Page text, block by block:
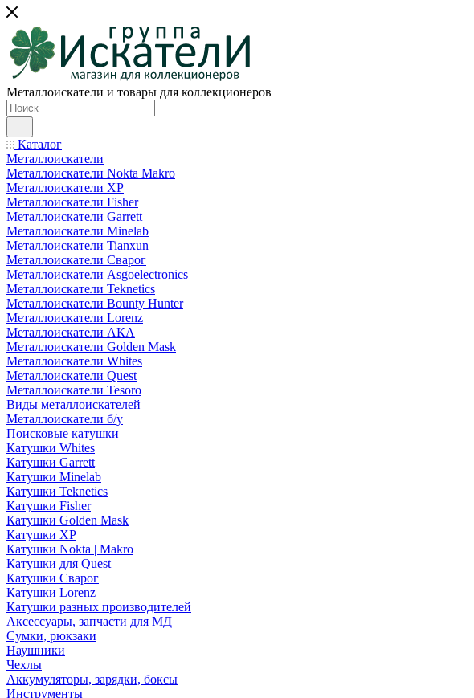
Металлоискатели и товары для коллекционеров
Каталог
Металлоискатели
Металлоискатели Nokta Makro
Металлоискатели XP
Металлоискатели Fisher
Металлоискатели Garrett
Металлоискатели Minelab
Металлоискатели Tianxun
Металлоискатели Сварог
Металлоискатели Asgoelectronics
Металлоискатели Teknetics
Металлоискатели Bounty Hunter
Металлоискатели Lorenz
Металлоискатели АКА
Металлоискатели Golden Mask
Металлоискатели Whites
Металлоискатели Quest
Металлоискатели Tesoro
Виды металлоискателей
Металлоискатели б/у
Поисковые катушки
Катушки Whites
Катушки Garrett
Катушки Minelab
Катушки Teknetics
Катушки Fisher
Катушки Golden Mask
Катушки XP
Катушки Nokta | Makro
Катушки для Quest
Катушки Сварог
Катушки Lorenz
Катушки разных производителей
Аксессуары, запчасти для МД
Сумки, рюкзаки
Наушники
Чехлы
Аккумуляторы, зарядки, боксы
Инструменты